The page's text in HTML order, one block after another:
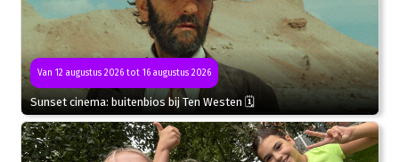
Van 12 augustus 2026 tot 16 augustus 2026
Sunset cinema: buitenbios bij Ten Westen 🗓